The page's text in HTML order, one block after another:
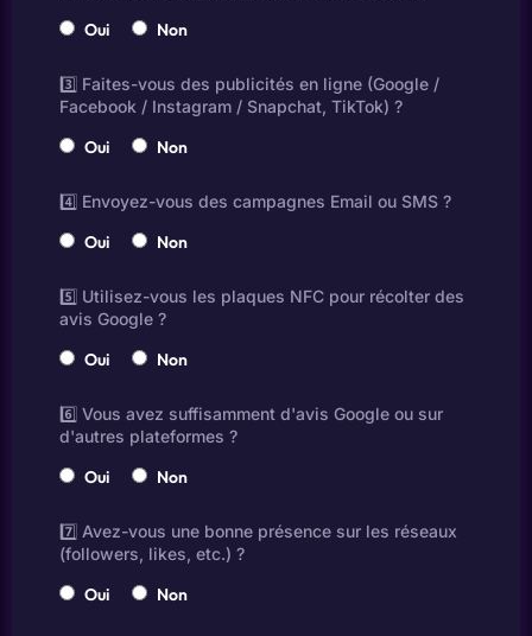
Oui Non
3️⃣ Faites-vous des publicités en ligne (Google /
Facebook / Instagram / Snapchat, TikTok) ?
Oui Non
4️⃣ Envoyez-vous des campagnes Email ou SMS ?
Oui Non
5️⃣ Utilisez-vous les plaques NFC pour récolter des
avis Google ?
Oui Non
6️⃣ Vous avez suffisamment d'avis Google ou sur
d'autres plateformes ?
Oui Non
7️⃣ Avez-vous une bonne présence sur les réseaux
(followers, likes, etc.) ?
Oui Non